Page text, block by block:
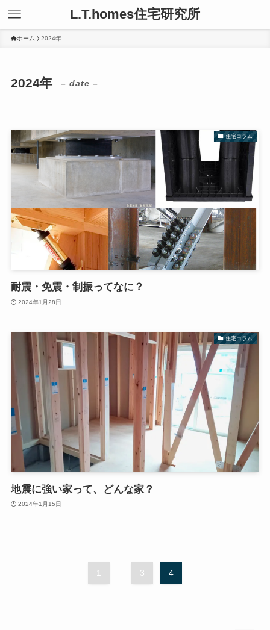
L.T.homes住宅研究所
ホーム 2024年
2024年 – date –
住宅コラム
耐震・免震・制振ってなに？
2024年1月28日
住宅コラム
地震に強い家って、どんな家？
2024年1月15日
1 3 4